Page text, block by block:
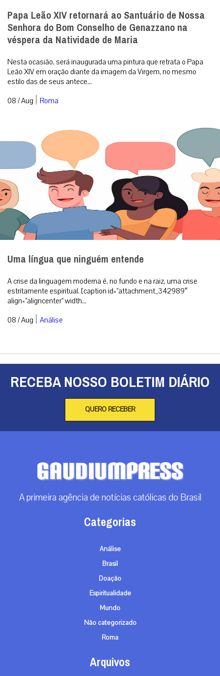
Papa Leão XIV retornará ao Santuário de Nossa
Senhora do Bom Conselho de Genazzano na
véspera da Natividade de Maria
Nesta ocasião, será inaugurada uma pintura que retrata o Papa
Leão XIV em oração diante da imagem da Virgem, no mesmo
estilo das de seus antece...
08 / Aug | Roma
Uma língua que ninguém entende
A crise da linguagem moderna é, no fundo e na raiz, uma crise
estritamente espiritual. [caption id=”attachment_342989″
align=”aligncenter” width...
08 / Aug | Análise
RECEBA NOSSO BOLETIM DIÁRIO
QUERO RECEBER
A primeira agência de notícias católicas do Brasil
Categorias
Análise
Brasil
Doação
Espiritualidade
Mundo
Não categorizado
Roma
Arquivos